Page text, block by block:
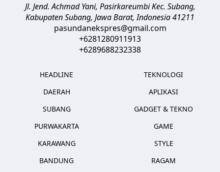
Jl. Jend. Achmad Yani, Pasirkareumbi Kec. Subang,
Kabupaten Subang, Jawa Barat,Indonesia41211
pasundanekspres@gmail.com
+6281280911913
+6289688232338
HEADLINE
DAERAH
SUBANG
PURWAKARTA
KARAWANG
BANDUNG
TEKNOLOGI
APLIKASI
GADGET & TEKNO
GAME
STYLE
RAGAM